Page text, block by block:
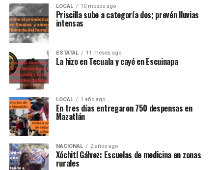
LOCAL 10 meses ago
Priscilla sube a categoría dos; prevén lluvias
intensas
ESTATAL 11 meses ago
La hizo en Tecuala y cayó en Escuinapa
LOCAL 1 año ago
En tres días entregaron 750 despensas en
Mazatlán
NACIONAL 2 años ago
Xóchitl Gálvez: Escuelas de medicina en zonas
rurales